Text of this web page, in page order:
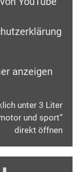
anzeigen
unter 3 Liter
und sport“
direkt öffnen